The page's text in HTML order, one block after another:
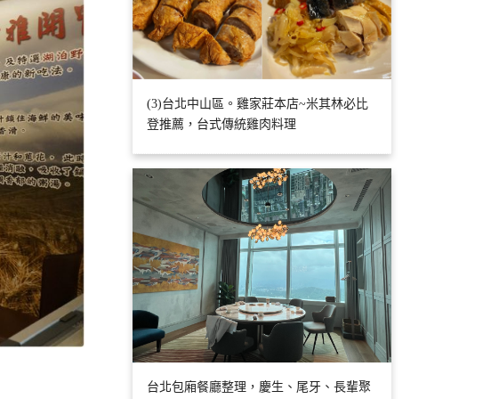
(3)台北中山區。雞家莊本店~米其林必比
登推薦，台式傳統雞肉料理
台北包廂餐廳整理，慶生、尾牙、長輩聚